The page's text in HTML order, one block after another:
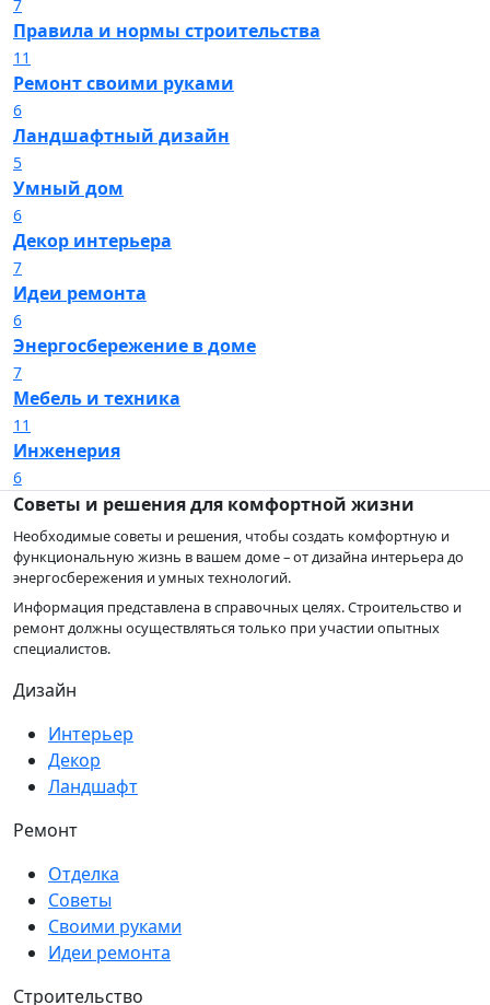
7
Правила и нормы строительства
11
Ремонт своими руками
6
Ландшафтный дизайн
5
Умный дом
6
Декор интерьера
7
Идеи ремонта
6
Энергосбережение в доме
7
Мебель и техника
11
Инженерия
6
Советы и решения для комфортной жизни
Необходимые советы и решения, чтобы создать комфортную и
функциональную жизнь в вашем доме – от дизайна интерьера до
энергосбережения и умных технологий.
Информация представлена в справочных целях. Строительство и
ремонт должны осуществляться только при участии опытных
специалистов.
Дизайн
Интерьер
Декор
Ландшафт
Ремонт
Отделка
Советы
Своими руками
Идеи ремонта
Строительство